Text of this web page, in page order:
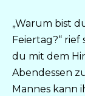
„Warum bist
Feiertag?“
du mit dem
Abendessen
Mannes kann